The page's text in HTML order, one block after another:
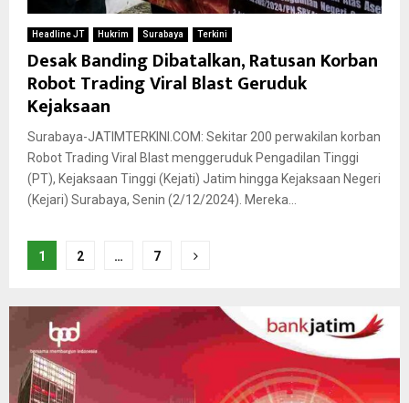
Headline JT Hukrim Surabaya Terkini
Desak Banding Dibatalkan, Ratusan Korban
Robot Trading Viral Blast Geruduk
Kejaksaan
Surabaya-JATIMTERKINI.COM: Sekitar 200 perwakilan korban
Robot Trading Viral Blast menggeruduk Pengadilan Tinggi
(PT), Kejaksaan Tinggi (Kejati) Jatim hingga Kejaksaan Negeri
(Kejari) Surabaya, Senin (2/12/2024). Mereka...
Paginasi
1 2 … 7